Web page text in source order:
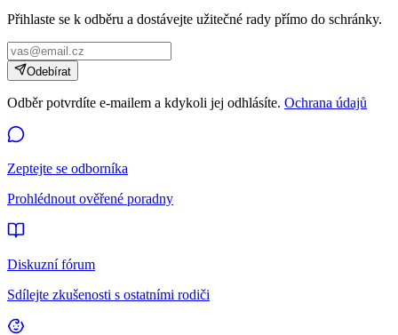
Přihlaste se k odběru a dostávejte užitečné rady přímo do schránky.
Odebírat
Odběr potvrdíte e-mailem a kdykoli jej odhlásíte. Ochrana údajů
Zeptejte se odborníka
Prohlédnout ověřené poradny
Diskuzní fórum
Sdílejte zkušenosti s ostatními rodiči